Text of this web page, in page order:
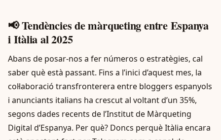
📢 Tendències de màrqueting entre Espanya
i Itàlia al 2025
Abans de posar-nos a fer números o estratègies, cal
saber què està passant. Fins a l’inici d’aquest mes, la
col·laboració transfronterera entre bloggers espanyols
i anunciants italians ha crescut al voltant d’un 35%,
segons dades recents de l’Institut de Màrqueting
Digital d’Espanya. Per què? Doncs perquè Itàlia encara